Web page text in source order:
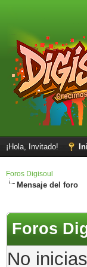
¡Hola, Invitado!
Foros Digisoul
Mensaje del foro
Foros
No